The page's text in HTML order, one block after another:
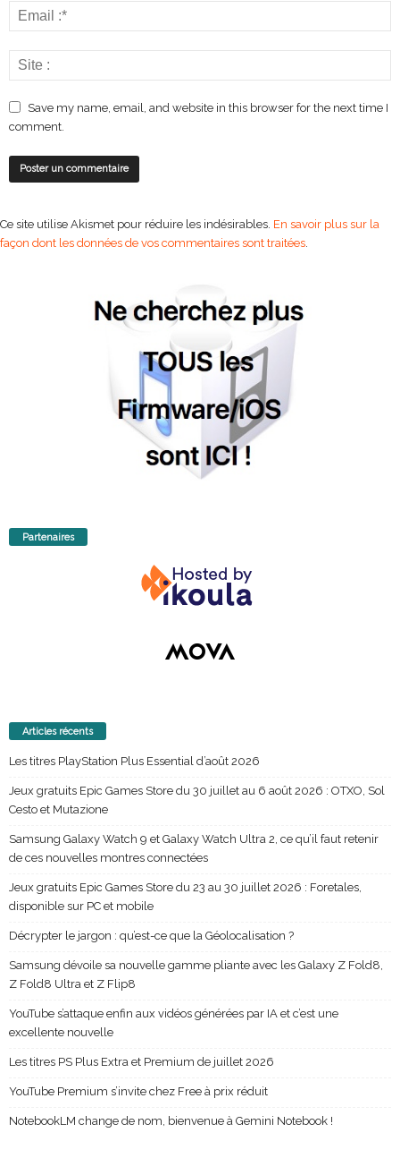
Save my name, email, and website in this browser for the next time I
comment.
Ce site utilise Akismet pour réduire les indésirables. En savoir plus sur la
façon dont les données de vos commentaires sont traitées.
Partenaires
Articles récents
Les titres PlayStation Plus Essential d’août 2026
Jeux gratuits Epic Games Store du 30 juillet au 6 août 2026 : OTXO, Sol
Cesto et Mutazione
Samsung Galaxy Watch 9 et Galaxy Watch Ultra 2, ce qu’il faut retenir
de ces nouvelles montres connectées
Jeux gratuits Epic Games Store du 23 au 30 juillet 2026 : Foretales,
disponible sur PC et mobile
Décrypter le jargon : qu’est-ce que la Géolocalisation ?
Samsung dévoile sa nouvelle gamme pliante avec les Galaxy Z Fold8,
Z Fold8 Ultra et Z Flip8
YouTube s’attaque enfin aux vidéos générées par IA et c’est une
excellente nouvelle
Les titres PS Plus Extra et Premium de juillet 2026
YouTube Premium s’invite chez Free à prix réduit
NotebookLM change de nom, bienvenue à Gemini Notebook !